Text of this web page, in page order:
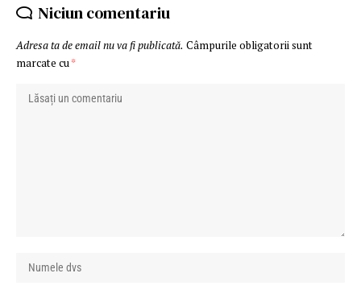
Niciun comentariu
Adresa ta de email nu va fi publicată. Câmpurile obligatorii sunt
marcate cu*